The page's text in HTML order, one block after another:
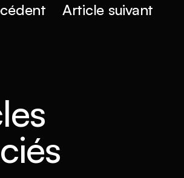
Article suivant